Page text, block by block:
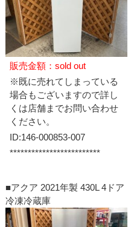
販売金額：sold out
※既に売れてしまっている
場合もございますので詳し
くは店舗までお問い合わせ
ください。
ID:146-000853-007
*************************
■アクア 2021年製 430L 4ドア
冷凍冷蔵庫